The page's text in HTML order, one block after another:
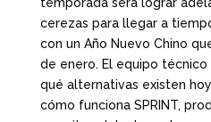
cerezas para llegar a
con un Año Nuevo Chino
de enero. El equipo
qué alternativas existen
cómo funciona SPRINT,